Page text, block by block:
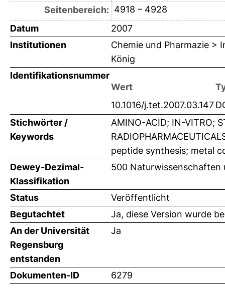
Seitenbereich: 4918 – 4928
Datum
2007
Institutionen
Chemie und Pharmazie >
König
Identifikationsnummer
Wert
10.1016/j.tet.2007.03.147
Stichwörter /
Keywords
AMINO-ACID; IN-VITRO;
peptide synthesis; metal
Dewey-Dezimal-
Klassifikation
500 Naturwissenschaften
Status
Veröffentlicht
Begutachtet
Ja, diese Version wurde
An der Universität
Regensburg
entstanden
Ja
Dokumenten-ID 6279